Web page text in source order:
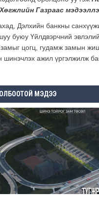
Газраас
Дэлхийн банкны
буюу Үйлдвэрчний
замыг цогц, гудамж замын
шинэчлэх ажил үргэлжилж
МЭДЭЭ